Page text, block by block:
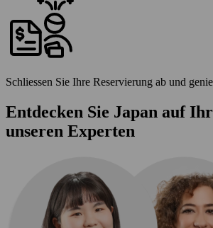
Schliessen Sie Ihre Reservierung ab und
Entdecken Sie Japan auf
unseren Experten